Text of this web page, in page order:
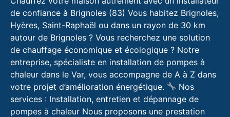
de confiance à Brignoles (83) Vous habitez Brignoles,
Hyères, Saint-Raphaël ou dans un rayon de 30 km
autour de Brignoles ? Vous recherchez une solution
de chauffage économique et écologique ? Notre
entreprise, spécialiste en installation de pompes à
chaleur dans le Var, vous accompagne de A à Z dans
votre projet d’amélioration énergétique.
Nos
services : Installation, entretien et dépannage de
pompes à chaleur Nous proposons une prestation